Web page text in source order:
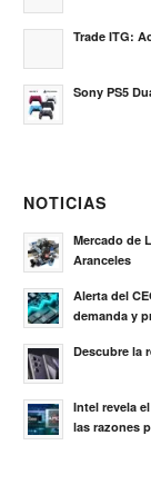
Trade ITG:
Sony PS5
NOTICIAS
Mercado de
Aranceles
Alerta del
demanda y
Descubre la
Intel revela
las razones